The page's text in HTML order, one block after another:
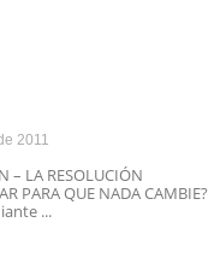
2011
– LA RESOLUCIÓN
PARA QUE NADA CAMBIE?
...